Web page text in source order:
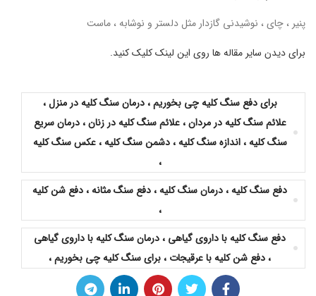
پنیر ، چای ، نوشیدنی گازدار مثل دلستر و نوشابه ، ماست
برای دیدن سایر مقاله ها روی این لینک کلیک کنید.
برای دفع سنگ کلیه چی بخوریم ، درمان سنگ کلیه در منزل ،
علائم سنگ کلیه در مردان ، علائم سنگ کلیه در زنان ، درمان سریع
سنگ کلیه ، اندازه سنگ کلیه ، دشمن سنگ کلیه ، عکس سنگ کلیه
،
دفع سنگ کلیه ، درمان سنگ کلیه ، دفع سنگ مثانه ، دفع شن کلیه
،
دفع سنگ کلیه با داروی گیاهی ، درمان سنگ کلیه با داروی گیاهی
، دفع شن کلیه با عرقیجات ، برای سنگ کلیه چی بخوریم ،